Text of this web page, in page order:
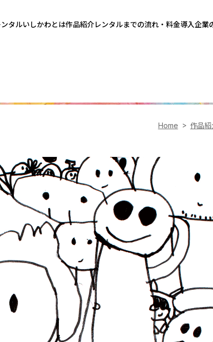
タルいしかわとは作品紹介レンタルまでの流れ・料金導入企業
Home 作品紹